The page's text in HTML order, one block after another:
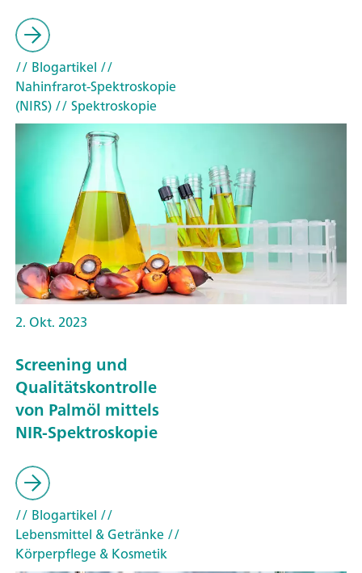
// Blogartikel //
Nahinfrarot-Spektroskopie
(NIRS)// Spektroskopie
2. Okt. 2023
Screening und
Qualitätskontrolle
von Palmöl mittels
NIR-Spektroskopie
// Blogartikel //
Lebensmittel & Getränke//
Körperpflege & Kosmetik